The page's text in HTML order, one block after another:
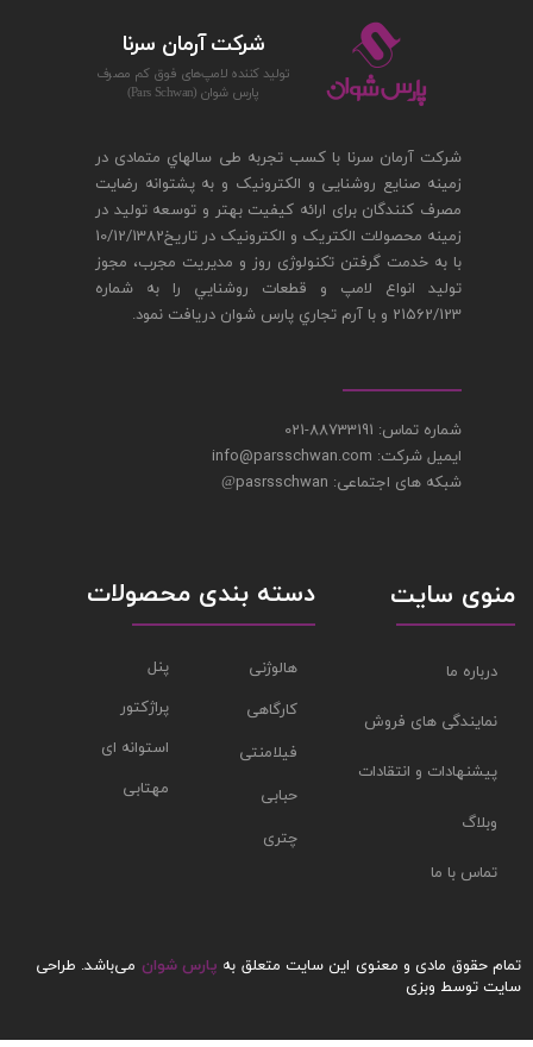
شرکت آرمان سرنا با کسب تجربه طی سالهاي متمادی در
زمینه صنایع روشنایی و الکترونیک و به پشتوانه رضایت
مصرف کنندگان برای ارائه کیفیت بهتر و توسعه تولید در
زمینه محصولات الکتریک و الکترونیک در تاريخ10/12/1382
با به خدمت گرفتن تکنولوژی روز و مدیریت مجرب، مجوز
توليد انواع لامپ و قطعات روشنايي را به شماره
21562/123 و با آرم تجاري پارس شوان دريافت نمود.
شماره تماس: 88733191-021
ایمیل شرکت: info@parsschwan.com
شبکه های اجتماعی: pasrsschwan
@
شركت آرمان سرنا
توليد كننده لامپ‌های فوق كم مصرف
پارس‌ شوان (Pars Schwan)
منوی سایت
درباره ما
نمایندگی های فروش
پیشنهادات و انتقادات
وبلاگ
تماس با ما
تمام حقوق مادی و معنوی این سایت متعلق به پارس شوان می‌باشد. طراحی
سایت توسط وبزی
دسته بندی محصولات
هالوژنی
کارگاهی
فیلامنتی
حبابی
چتری
پنل
پراژکتور
استوانه ای
مهتابی